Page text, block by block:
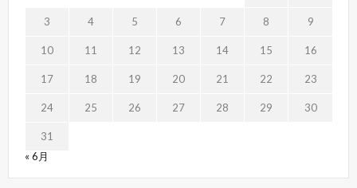
3 4 5 6 7 8 9
10 11 12 13 14 15 16
17 18 19 20 21 22 23
24 25 26 27 28 29 30
31
« 6月